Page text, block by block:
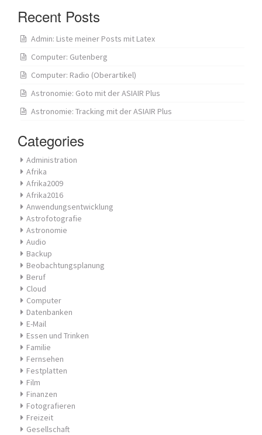
Recent Posts
Admin: Liste meiner Posts mit Latex
Computer: Gutenberg
Computer: Radio (Oberartikel)
Astronomie: Goto mit der ASIAIR Plus
Astronomie: Tracking mit der ASIAIR Plus
Categories
Administration
Afrika
Afrika2009
Afrika2016
Anwendungsentwicklung
Astrofotografie
Astronomie
Audio
Backup
Beobachtungsplanung
Beruf
Cloud
Computer
Datenbanken
E-Mail
Essen und Trinken
Familie
Fernsehen
Festplatten
Film
Finanzen
Fotografieren
Freizeit
Gesellschaft